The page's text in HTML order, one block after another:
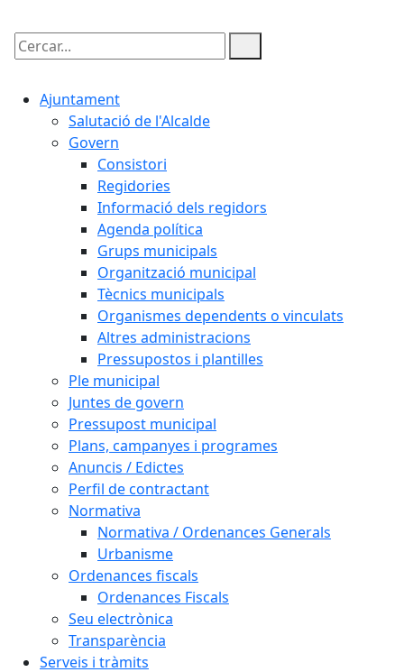
Cercar:
Ajuntament
Salutació de l'Alcalde
Govern
Consistori
Regidories
Informació dels regidors
Agenda política
Grups municipals
Organització municipal
Tècnics municipals
Organismes dependents o vinculats
Altres administracions
Pressupostos i plantilles
Ple municipal
Juntes de govern
Pressupost municipal
Plans, campanyes i programes
Anuncis / Edictes
Perfil de contractant
Normativa
Normativa / Ordenances Generals
Urbanisme
Ordenances fiscals
Ordenances Fiscals
Seu electrònica
Transparència
Serveis i tràmits